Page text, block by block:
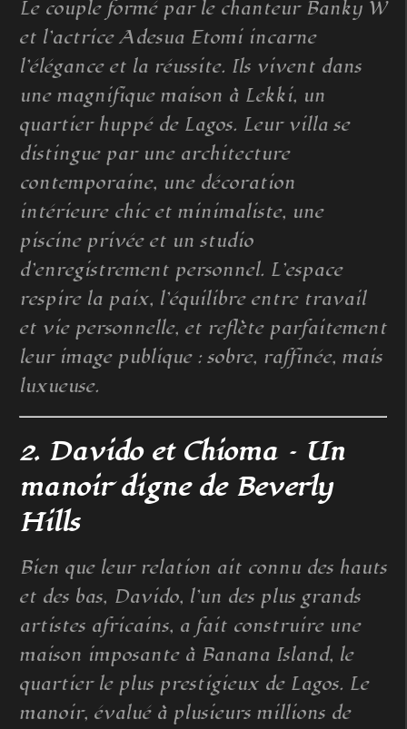
Le couple formé par le chanteur Banky W
et l’actrice Adesua Etomi incarne
l’élégance et la réussite. Ils vivent dans
une magnifique maison à Lekki, un
quartier huppé de Lagos. Leur villa se
distingue par une architecture
contemporaine, une décoration
intérieure chic et minimaliste, une
piscine privée et un studio
d’enregistrement personnel. L’espace
respire la paix, l’équilibre entre travail
et vie personnelle, et reflète parfaitement
leur image publique : sobre, raffinée, mais
luxueuse.
2. Davido et Chioma – Un
manoir digne de Beverly
Hills
Bien que leur relation ait connu des hauts
et des bas, Davido, l’un des plus grands
artistes africains, a fait construire une
maison imposante à Banana Island, le
quartier le plus prestigieux de Lagos. Le
manoir, évalué à plusieurs millions de